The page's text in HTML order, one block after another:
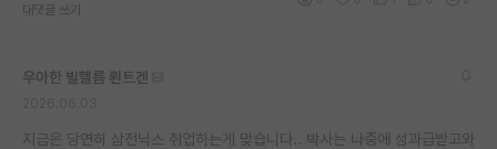
대댓글 쓰기
우아한 빌헬름 뢴트겐
지금은 당연히 삼전닉스 취업하는게 맞습니다.. 박사는 나중에 성과급받고와